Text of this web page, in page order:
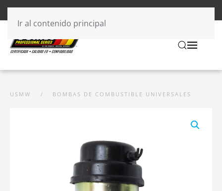
Ir al contenido principal
USMW BOMBAS DE COMBUSTIBLE UNIVERSALES